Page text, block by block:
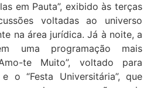
em Pauta”, exibido às terças
voltadas ao universo
na área jurídica. Já à noite, a
uma programação mais
te Muito”, voltado para
o “Festa Universitária”, que